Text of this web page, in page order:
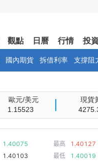
觀點 日曆 行情 投
國內期貨 拆借利率 支撐阻
歐元/美元
1.15523
現貨